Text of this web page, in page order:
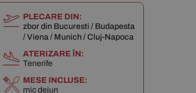
PLECARE DIN:
zbor din Bucuresti / Budapesta
/ Viena / Munich / Cluj-Napoca
ATERIZARE ÎN:
Tenerife
MESE INCLUSE:
mic dejun